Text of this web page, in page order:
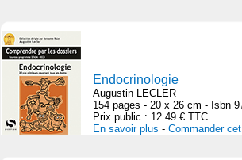
Endocrinologie
Augustin LECLER
154 pages - 20 x 26 cm - Isbn
Prix public : 12.49 € TTC
En savoir plus - Commander